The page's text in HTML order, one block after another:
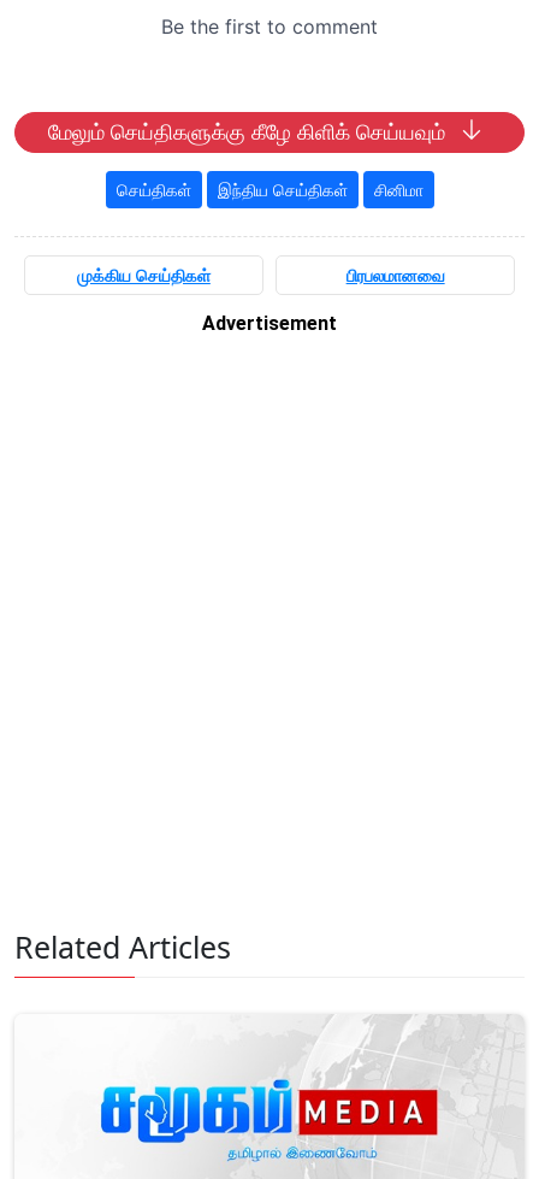
மேலும் செய்திகளுக்கு கீழே கிளிக் செய்யவும்
செய்திகள் இந்திய செய்திகள் சினிமா
முக்கிய செய்திகள் பிரபலமானவை
Advertisement
Related Articles